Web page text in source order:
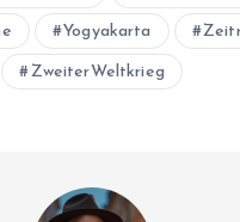
Yogyakarta
ZweiterWeltkrieg